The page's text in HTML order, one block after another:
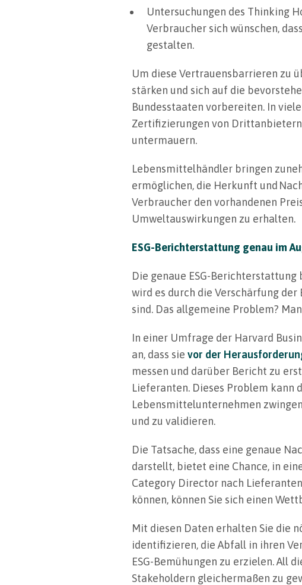
Untersuchungen des Thinking
Verbraucher sich wünschen,
gestalten.
Um diese Vertrauensbarrieren zu
stärken und sich auf die
Bundesstaaten vorbereiten. In
Zertifizierungen von Drittanbietern
untermauern.
Lebensmittelhändler bringen
ermöglichen, die Herkunft und
Verbraucher den vorhandenen
Umweltauswirkungen zu erhalten.
ESG-Berichterstattung genau im
Die genaue ESG-
wird es durch die Verschärfung
sind. Das allgemeine Problem?
In einer Umfrage der Harvard
an, dass sie vor der
messen und darüber Bericht zu
Lieferanten. Dieses Problem
Lebensmittelunternehmen
und zu validieren.
Die Tatsache, dass eine genaue
darstellt, bietet eine Chance, in
Category Director nach
können, können Sie sich einen
Mit diesen Daten erhalten Sie die
identifizieren, die Abfall in ihren
ESG-Bemühungen zu erzielen. All
Stakeholdern gleichermaßen zu